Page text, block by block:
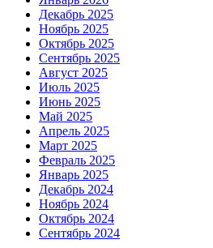
Декабрь 2025
Ноябрь 2025
Октябрь 2025
Сентябрь 2025
Август 2025
Июль 2025
Июнь 2025
Май 2025
Апрель 2025
Март 2025
Февраль 2025
Январь 2025
Декабрь 2024
Ноябрь 2024
Октябрь 2024
Сентябрь 2024